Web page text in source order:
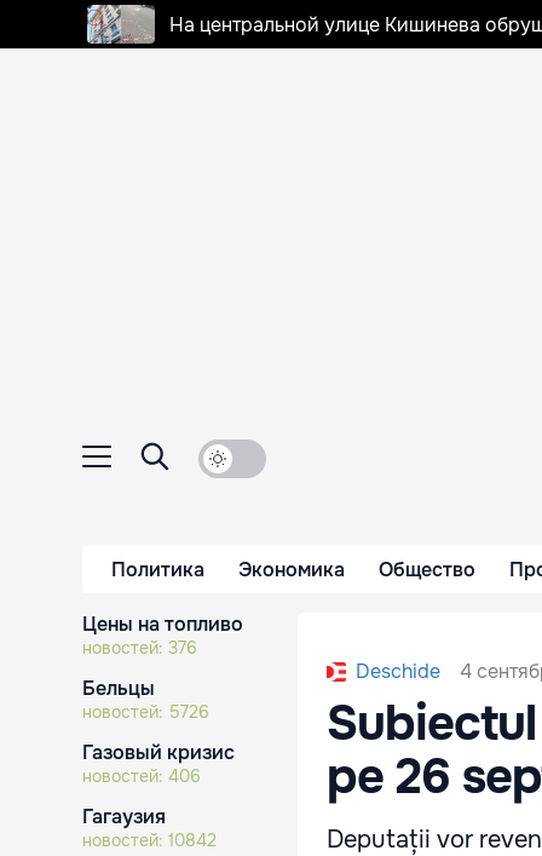
На центральной улице Кишинева
Политика Экономика Общество
Цены на топливо
новостей: 376
Бельцы
новостей: 5726
Газовый кризис
новостей: 406
Гагаузия
новостей: 10842
Deschide 4
pe 26
Deputații vor